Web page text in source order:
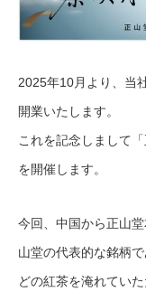
2025年10月より、当
開業いたします。
これを記念しまして
を開催します。
今回、中国から正山
山堂の代表的な銘柄
どの紅茶を淹れていた